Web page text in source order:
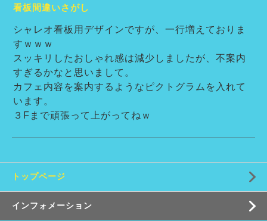
看板間違いさがし
シャレオ看板用デザインですが、一行増えておりま
すｗｗｗ
スッキリしたおしゃれ感は減少しましたが、不案内
すぎるかなと思いまして。
カフェ内容を案内するようなピクトグラムを入れて
います。
３Fまで頑張って上がってねｗ
トップページ
インフォメーション